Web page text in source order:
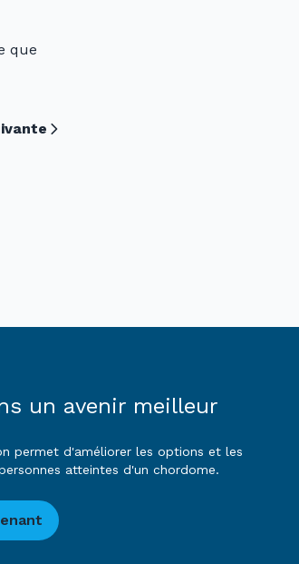
que
un avenir meilleur
permet d'améliorer les options et les
atteintes d'un chordome.